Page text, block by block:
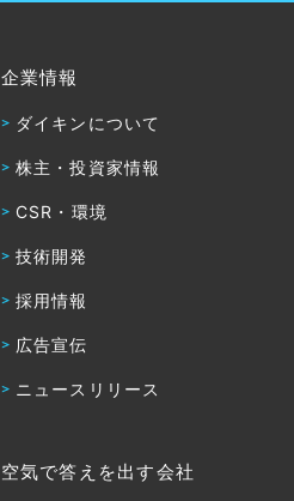
企業情報
ダイキンについて
株主・投資家情報
CSR・環境
技術開発
採用情報
広告宣伝
ニュースリリース
空気で答えを出す会社